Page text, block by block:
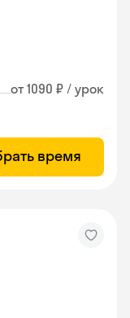
от 1090 ₽ / урок
время